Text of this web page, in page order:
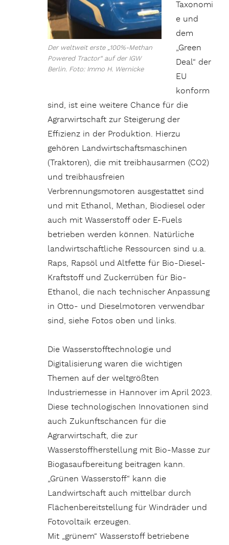
Der weltweit erste „100%-Methan
Powered Tractor“ auf der IGW
Berlin. Foto: Immo H. Wernicke
Taxonomi
e und
dem
„Green
Deal“ der
EU
konform
sind, ist eine weitere Chance für die
Agrarwirtschaft zur Steigerung der
Effizienz in der Produktion. Hierzu
gehören Landwirtschaftsmaschinen
(Traktoren), die mit treibhausarmen (CO2)
und treibhausfreien
Verbrennungsmotoren ausgestattet sind
und mit Ethanol, Methan, Biodiesel oder
auch mit Wasserstoff oder E-Fuels
betrieben werden können. Natürliche
landwirtschaftliche Ressourcen sind u.a.
Raps, Rapsöl und Altfette für Bio-Diesel-
Kraftstoff und Zuckerrüben für Bio-
Ethanol, die nach technischer Anpassung
in Otto- und Dieselmotoren verwendbar
sind, siehe Fotos oben und links.
Die Wasserstofftechnologie und
Digitalisierung waren die wichtigen
Themen auf der weltgrößten
Industriemesse in Hannover im April 2023.
Diese technologischen Innovationen sind
auch Zukunftschancen für die
Agrarwirtschaft, die zur
Wasserstoffherstellung mit Bio-Masse zur
Biogasaufbereitung beitragen kann.
„Grünen Wasserstoff“ kann die
Landwirtschaft auch mittelbar durch
Flächenbereitstellung für Windräder und
Fotovoltaik erzeugen.
Mit „grünem“ Wasserstoff betriebene